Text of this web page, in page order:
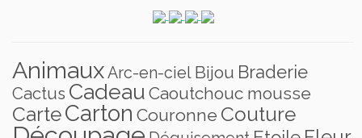
AnimauxArc-en-ciel Bijou Braderie
Cactus Cadeau Caoutchouc mousse
CarteCarton Couronne Couture